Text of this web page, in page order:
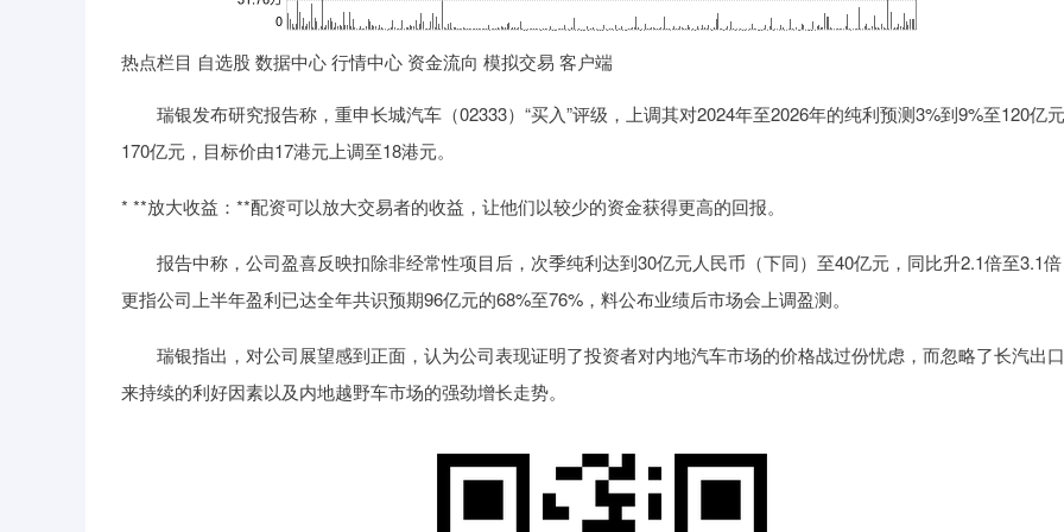
热点栏目 自选股 数据中心 行情中心 资金流向 模拟交易 客户端
瑞银发布研究报告称，重申长城汽车（02333）“买入”评级，上调其对2024年至2026年的纯利预测3%到9%至120亿
170亿元，目标价由17港元上调至18港元。
* **放大收益：**配资可以放大交易者的收益，让他们以较少的资金获得更高的回报。
报告中称，公司盈喜反映扣除非经常性项目后，次季纯利达到30亿元人民币（下同）至40亿元，同比升2.1倍至3.1倍
更指公司上半年盈利已达全年共识预期96亿元的68%至76%，料公布业绩后市场会上调盈测。
瑞银指出，对公司展望感到正面，认为公司表现证明了投资者对内地汽车市场的价格战过份忧虑，而忽略了长汽出
来持续的利好因素以及内地越野车市场的强劲增长走势。